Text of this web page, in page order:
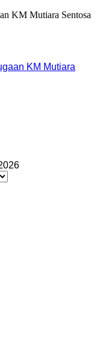
KM Mutiara